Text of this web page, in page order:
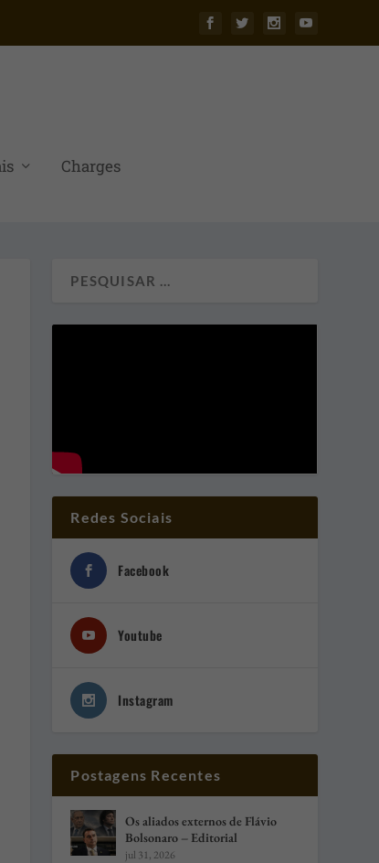
Charges
Redes Sociais
Facebook
Youtube
Instagram
Postagens Recentes
Os aliados externos de Flávio
Bolsonaro – Editorial
jul 31, 2026